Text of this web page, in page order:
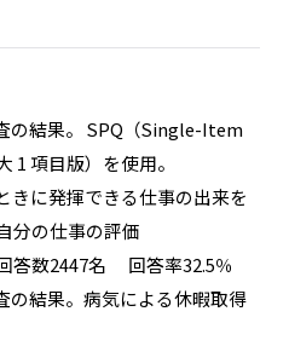
結果。 SPQ（Single-Item
項目版）を使用。
発揮できる仕事の出来を
分の仕事の評価
数2447名 回答率32.5％
結果。病気による休暇取得